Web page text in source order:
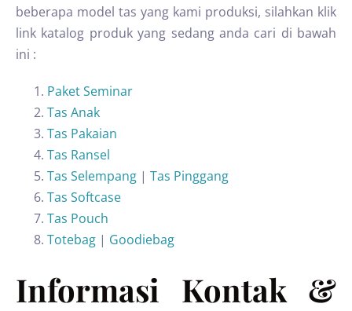
beberapa model tas yang kami produksi, silahkan klik
link katalog produk yang sedang anda cari di bawah
ini :
Paket Seminar
Tas Anak
Tas Pakaian
Tas Ransel
Tas Selempang | Tas Pinggang
Tas Softcase
Tas Pouch
Totebag | Goodiebag
Informasi Kontak &